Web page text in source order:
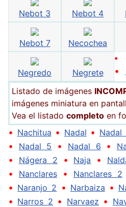
Nebot 3 Nebot 4
Nebot 7 Necochea
Negredo
Negrete
Listado de imágenes
imágenes miniatura en
Vea el listado completo en
•
•
• Nachitua • Nadal • Nadal
• Nadal 5 • Nadal 6 •
• Nágera 2 • Naja •
• Nanclares• Nanclares 2
• Naranjo 2 • Narbaiza •
• Narros 2 • Narvaez •